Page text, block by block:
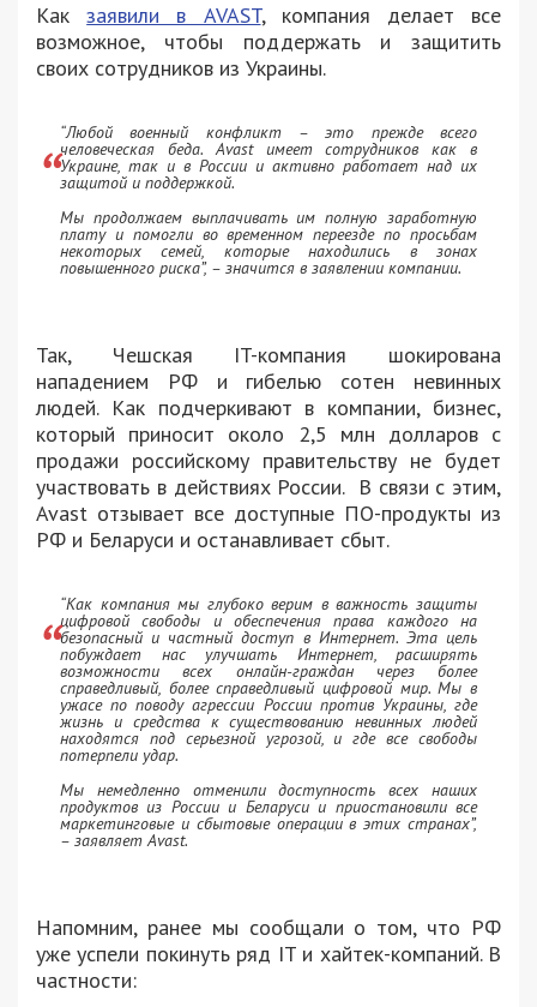
Какзаявили в AVAST, компания делает все
возможное, чтобы поддержать и защитить
своих сотрудников из Украины.
“Любой военный конфликт – это прежде всего
человеческая беда. Avast имеет сотрудников как в
Украине, так и в России и активно работает над их
защитой и поддержкой.
Мы продолжаем выплачивать им полную заработную
плату и помогли во временном переезде по просьбам
некоторых семей, которые находились в зонах
повышенного риска”, – значится в заявлении компании.
Так, Чешская IT-компания шокирована
нападением РФ и гибелью сотен невинных
людей. Как подчеркивают в компании, бизнес,
который приносит около 2,5 млн долларов с
продажи российскому правительству не будет
участвовать в действиях России. В связи с этим,
Avast отзывает все доступные ПО-продукты из
РФ и Беларуси и останавливает сбыт.
“Как компания мы глубоко верим в важность защиты
цифровой свободы и обеспечения права каждого на
безопасный и частный доступ в Интернет. Эта цель
побуждает нас улучшать Интернет, расширять
возможности всех онлайн-граждан через более
справедливый, более справедливый цифровой мир. Мы в
ужасе по поводу агрессии России против Украины, где
жизнь и средства к существованию невинных людей
находятся под серьезной угрозой, и где все свободы
потерпели удар.
Мы немедленно отменили доступность всех наших
продуктов из России и Беларуси и приостановили все
маркетинговые и сбытовые операции в этих странах”,
– заявляет Avast.
Напомним, ранее мы сообщали о том, что РФ
уже успели покинуть ряд IT и хайтек-компаний. В
частности: